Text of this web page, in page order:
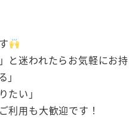
と迷われたらお気軽にお
たい」
利用も大歓迎です！